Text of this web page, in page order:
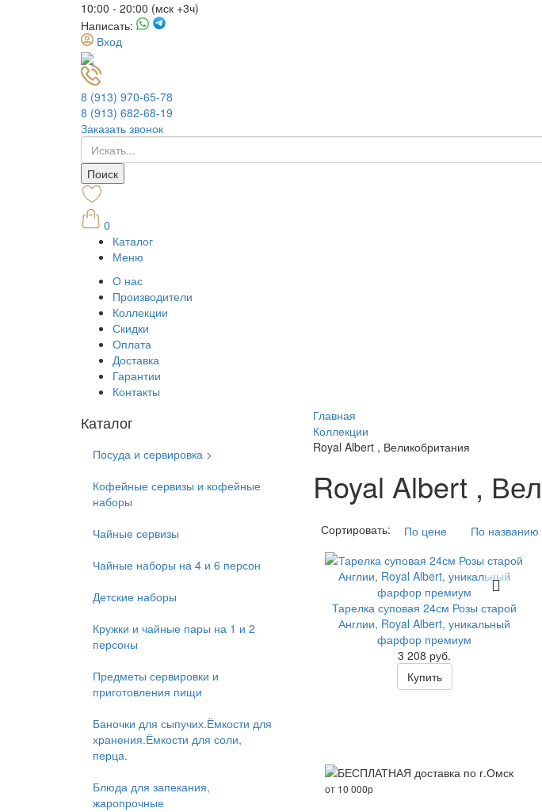
10:00 - 20:00 (мск +3ч)
Написать:
Вход
8 (913) 970-65-78
8 (913) 682-68-19
Заказать звонок
0
Каталог
Меню
О нас
Производители
Коллекции
Скидки
Оплата
Доставка
Гарантии
Контакты
Главная
Коллекции
Royal Albert , Великобритания
Royal Albert ,
Сортировать: По цене По названию
Тарелка суповая 24см Розы старой
Англии, Royal Albert, уникальный
фарфор премиум
3 208 руб.
Купить
БЕСПЛАТНАЯ доставка по г.Омск
от 10 000р
Каталог
Посуда и сервировка >
Кофейные сервизы и кофейные
наборы
Чайные сервизы
Чайные наборы на 4 и 6 персон
Детские наборы
Кружки и чайные пары на 1 и 2
персоны
Предметы сервировки и
приготовления пищи
Баночки для сыпучих.Ёмкости для
хранения.Ёмкости для соли,
перца.
Блюда для запекания,
жаропрочные